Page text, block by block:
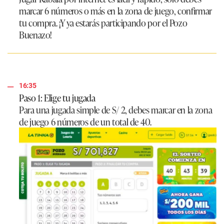
marcar 6 números o más en la zona de juego, confirmar
tu compra. ¡Y ya estarás participando por el Pozo
Buenazo!
16:35
Paso 1: Elige tu jugada
Para una jugada simple de S/ 2, debes marcar en la zona
de juego 6 números de un total de 40.